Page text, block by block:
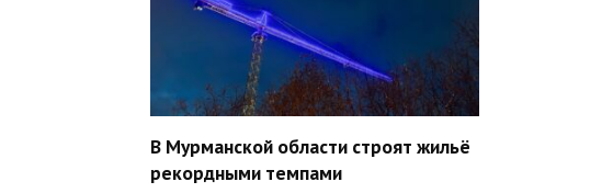
В Мурманской области строят жильё
рекордными темпами